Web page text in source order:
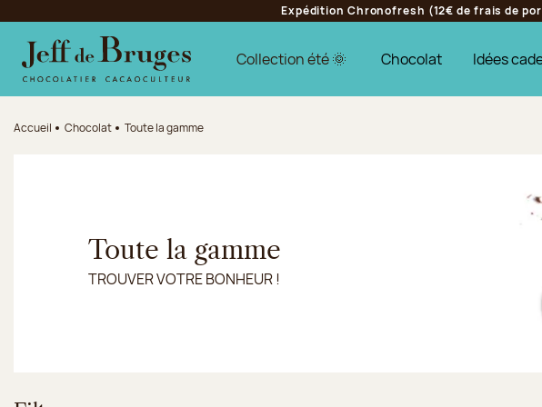
Aller au contenu principal
Aller au pied de page
Expédition Chronofresh (12€ de frais de
Collection été 🌞 Chocolat Idées
Accueil Chocolat Toute la gamme
Toute la gamme
TROUVER VOTRE BONHEUR !